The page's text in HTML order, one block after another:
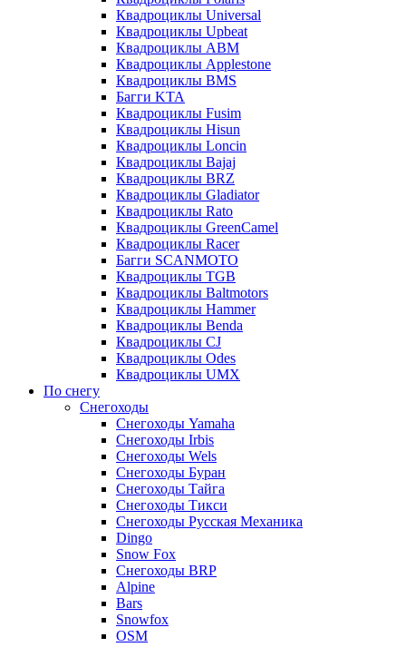
Квадроциклы Universal
Квадроциклы Upbeat
Квадроциклы ABM
Квадроциклы Applestone
Квадроциклы BMS
Багги KTA
Квадроциклы Fusim
Квадроциклы Hisun
Квадроциклы Loncin
Квадроциклы Bajaj
Квадроциклы BRZ
Квадроциклы Gladiator
Квадроциклы Rato
Квадроциклы GreenCamel
Квадроциклы Racer
Багги SCANMOTO
Квадроциклы TGB
Квадроциклы Baltmotors
Квадроциклы Hammer
Квадроциклы Benda
Квадроциклы CJ
Квадроциклы Odes
Квадроциклы UMX
По снегу
Снегоходы
Снегоходы Yamaha
Снегоходы Irbis
Снегоходы Wels
Снегоходы Буран
Снегоходы Тайга
Снегоходы Тикси
Снегоходы Русская Механика
Dingo
Snow Fox
Снегоходы BRP
Alpine
Bars
Snowfox
OSM